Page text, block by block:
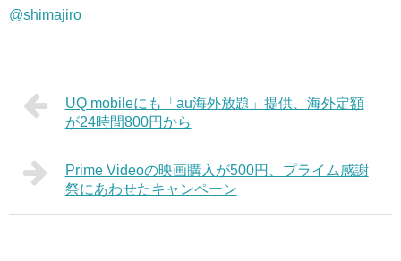
@shimajiro
UQ mobileにも「au海外放題」提供、海外定額
が24時間800円から
Prime Videoの映画購入が500円、プライム感謝
祭にあわせたキャンペーン